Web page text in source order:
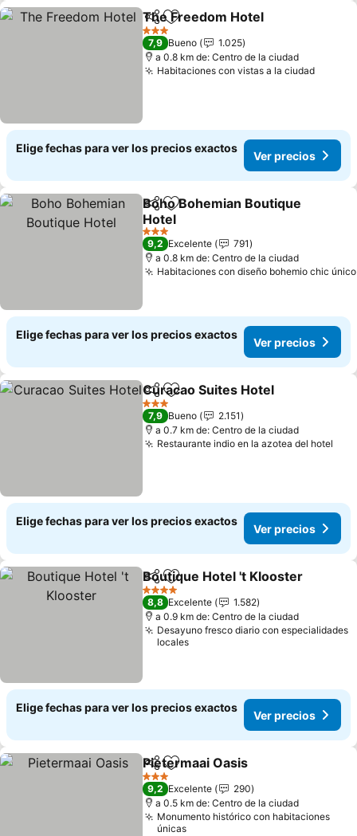
Compartir
Agregar a favoritos
The Freedom Hotel
3 Estrellas
7,9 Bueno
1.025
a 0.8 km de: Centro de la ciudad
Habitaciones con vistas a la ciudadVer
Elige fechas para ver los precios exactos
Ver precios
CompartirAgregar a favoritos
Boho Bohemian Boutique
Hotel
Ver precios
3 Estrellas
9,2 Excelente
791
a 0.8 km de: Centro de la ciudad
Habitaciones con diseño bohemio chic único
Elige fechas para ver los precios exactos
Ver precios
CompartirAgregar a favoritos
Curacao Suites Hotel
3 Estrellas
7,9 Bueno
2.151
a 0.7 km de: Centro de la ciudad
Restaurante indio en la azotea del hotel
Elige fechas para ver los precios exactos
Ver precios
CompartirAgregar a favoritos
Boutique Hotel 't Klooster
4 Estrellas
8,8 Excelente
1.582
a 0.9 km de: Centro de la ciudad
Desayuno fresco diario con especialidades
locales
Elige fechas para ver los precios exactos
Ver precios
CompartirAgregar a favoritos
Pietermaai Oasis
3 Estrellas
9,2 Excelente
290
a 0.5 km de: Centro de la ciudad
Monumento histórico con habitaciones
únicas